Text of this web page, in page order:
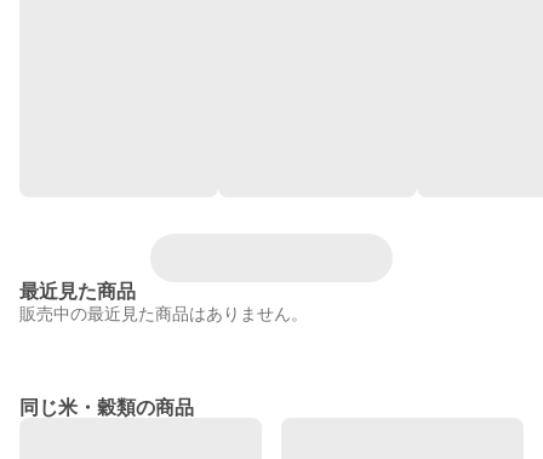
最近見た商品
販売中の最近見た商品はありません。
同じ米・穀類の商品